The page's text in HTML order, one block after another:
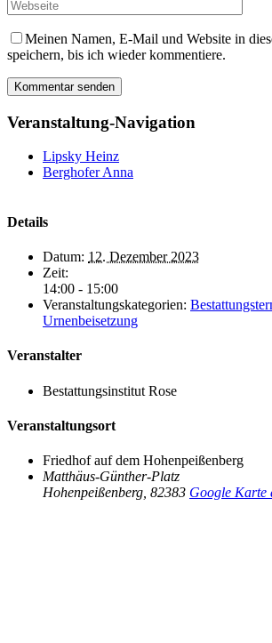
Meinen Namen, E-Mail und Website in
speichern, bis ich wieder kommentiere.
Veranstaltung-Navigation
Lipsky Heinz
Berghofer Anna
Details
Datum: 12. Dezember 2023
Zeit:
14:00 - 15:00
Veranstaltungskategorien:
Urnenbeisetzung
Veranstalter
Bestattungsinstitut Rose
Veranstaltungsort
Friedhof auf dem Hohenpeißenberg
Matthäus-Günther-Platz
Hohenpeißenberg 82383 Google Karte